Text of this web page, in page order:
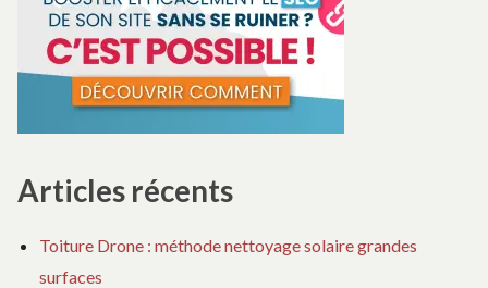
Articles récents
Toiture Drone : méthode nettoyage solaire grandes
surfaces